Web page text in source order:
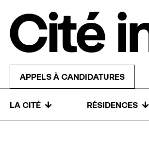
APPELS À CANDIDATURES
LA CITÉ ↓ RÉSIDENCES ↓